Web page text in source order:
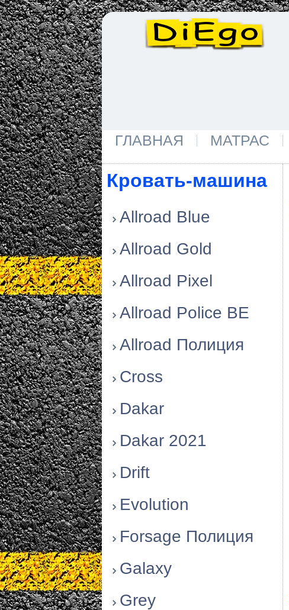
ГЛАВНАЯ МАТРАС
Кровать-машина
Allroad Blue
Allroad Gold
Allroad Pixel
Allroad Police BE
Allroad Полиция
Cross
Dakar
Dakar 2021
Drift
Evolution
Forsage Полиция
Galaxy
Grey